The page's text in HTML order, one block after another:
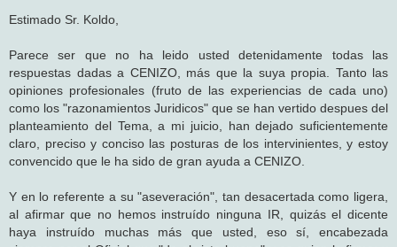
Estimado Sr. Koldo,
Parece ser que no ha leido usted detenidamente todas las
respuestas dadas a CENIZO, más que la suya propia. Tanto las
opiniones profesionales (fruto de las experiencias de cada uno)
como los "razonamientos Juridicos" que se han vertido despues del
planteamiento del Tema, a mi juicio, han dejado suficientemente
claro, preciso y conciso las posturas de los intervinientes, y estoy
convencido que le ha sido de gran ayuda a CENIZO.
Y en lo referente a su "aseveración", tan desacertada como ligera,
al afirmar que no hemos instruído ninguna IR, quizás el dicente
haya instruído muchas más que usted, eso sí, encabezada